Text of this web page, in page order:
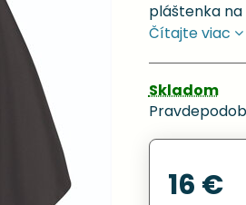
pláštenka na
Čítajte viac
Skladom
16 €